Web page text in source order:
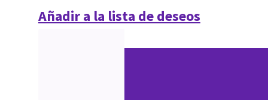
Añadir a la lista de deseos